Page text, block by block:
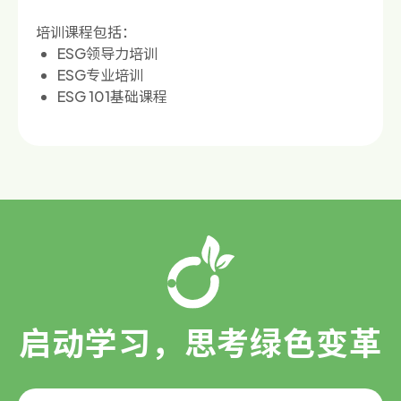
培训课程包括：
ESG领导力培训
ESG专业培训
ESG 101基础课程
启动学习，思考绿色变革